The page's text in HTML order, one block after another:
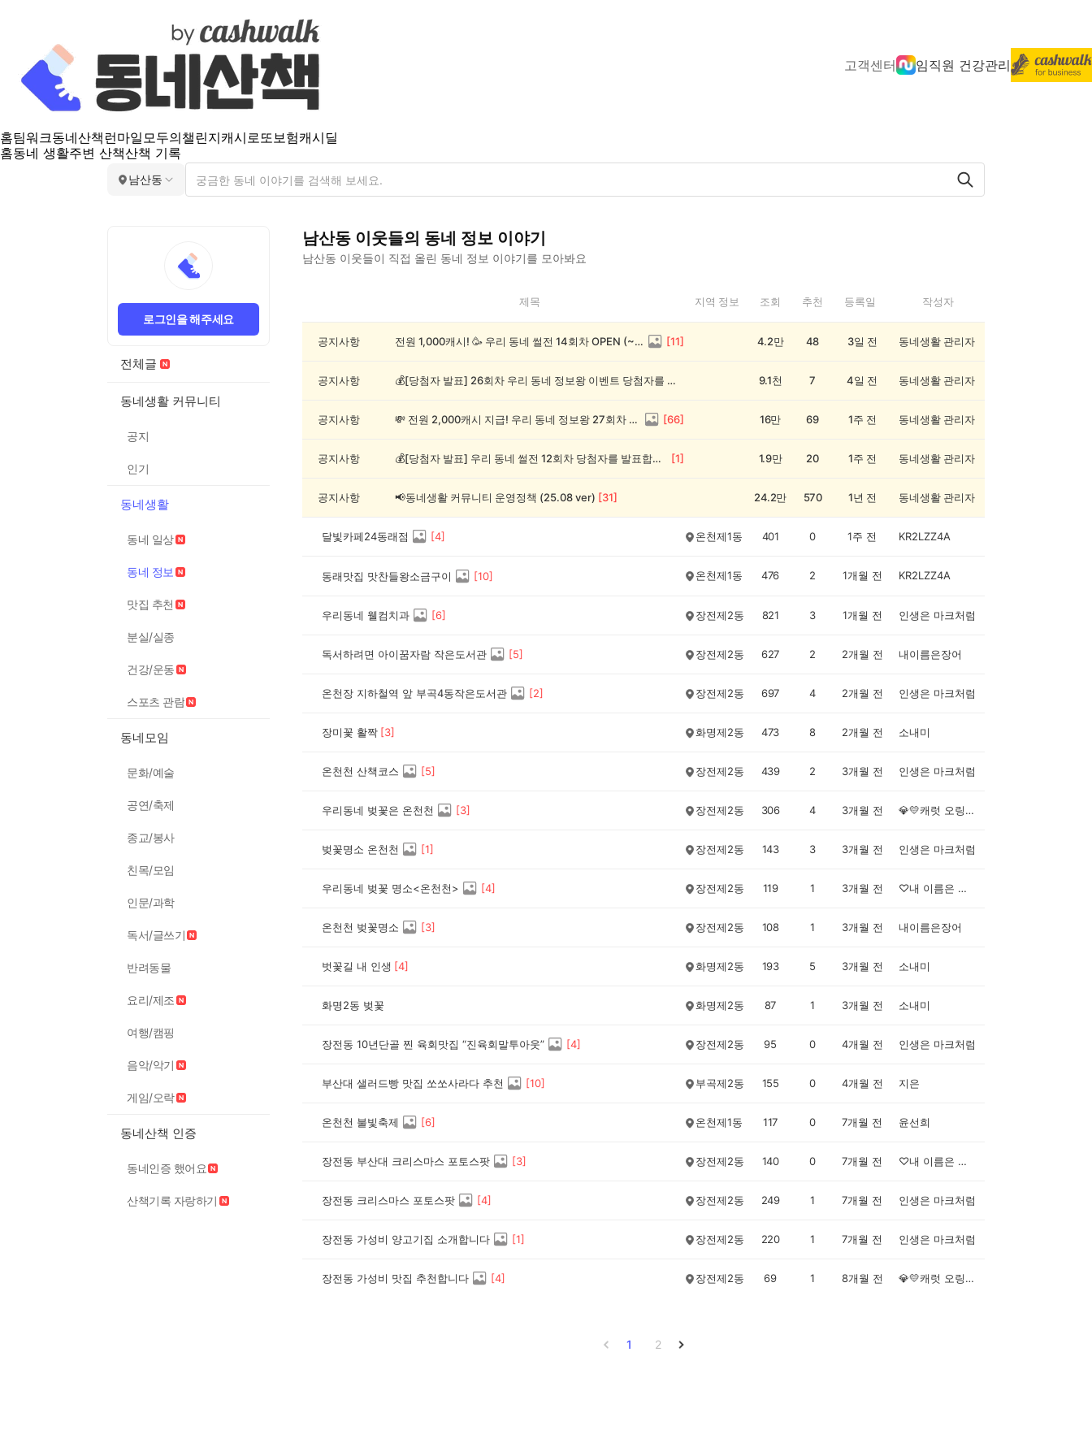
고객센터 임직원 건강관리
홈팀워크동네산책 런마일모두의챌린지캐시로또보험캐시딜
홈동네 생활주변 산책산책 기록
남산동
로그인을 해주세요
전체글
동네생활 커뮤니티
공지
인기
동네생활
동네 일상
동네 정보
맛집 추천
분실/실종
건강/운동
스포츠 관람
동네모임
문화/예술
공연/축제
종교/봉사
친목/모임
인문/과학
독서/글쓰기
반려동물
요리/제조
여행/캠핑
음악/악기
게임/오락
동네산책 인증
동네인증 했어요
산책기록 자랑하기
남산동 이웃들의 동네 정보 이야기
남산동 이웃들이 직접 올린 동네 정보 이야기를 모아봐요
동
제목 지역 정보 조회 추천 등록일 작성자
공지사항 전원 1,000캐시! 🥳 우리 동네 썰전 14회차 OPEN (~8/17) [11] 4.2만 48 3일 전 동네생활 관리자
공지사항 💰[당첨자 발표] 26회차 우리 동네 정보왕 이벤트 당첨자를 발표합니다! 9.1천 7 4일 전 동네생활 관리자
공지사항 💸 전원 2,000캐시 지급! 우리 동네 정보왕 27회차 (~8/10) [66] 16만 69 1주 전 동네생활 관리자
공지사항 💰[당첨자 발표] 우리 동네 썰전 12회차 당첨자를 발표합니다! [1] 1.9만 20 1주 전 동네생활 관리자
공지사항 📢동네생활 커뮤니티 운영정책 (25.08 ver) [31] 24.2만 570 1년 전 동네생활 관리자
달빛카페24동래점 [4] 온천제1동 401 0 1주 전 KR2LZZ4A
동래맛집 맛찬들왕소금구이 [10] 온천제1동 476 2 1개월 전 KR2LZZ4A
우리동네 웰컴치과 [6] 장전제2동 821 3 1개월 전 인생은 마크처럼
독서하려면 아이꿈자람 작은도서관 [5] 장전제2동 627 2 2개월 전 내이름은장어
온천장 지하철역 앞 부곡4동작은도서관 [2] 장전제2동 697 4 2개월 전 인생은 마크처럼
장미꽃 활짝 [3] 화명제2동 473 8 2개월 전 소내미
온천천 산책코스 [5] 장전제2동 439 2 3개월 전 인생은 마크처럼
우리동네 벚꽃은 온천천 [3] 장전제2동 306 4 3개월 전 💎💛캐럿 오링이💛💎
벚꽃명소 온천천 [1] 장전제2동 143 3 3개월 전 인생은 마크처럼
우리동네 벚꽃 명소<온천천> [4] 장전제2동 119 1 3개월 전 ♡내 이름은 꽁이♡
온천천 벚꽃명소 [3] 장전제2동 108 1 3개월 전 내이름은장어
벗꽃길 내 인생 [4] 화명제2동 193 5 3개월 전 소내미
화명2동 벚꽃 화명제2동 87 1 3개월 전 소내미
장전동 10년단골 찐 육회맛집 “진육회말투아웃” [4] 장전제2동 95 0 4개월 전 인생은 마크처럼
부산대 샐러드빵 맛집 쏘쏘사라다 추천 [10] 부곡제2동 155 0 4개월 전 지은
온천천 불빛축제 [6] 온천제1동 117 0 7개월 전 윤선희
장전동 부산대 크리스마스 포토스팟 [3] 장전제2동 140 0 7개월 전 ♡내 이름은 꽁이♡
장전동 크리스마스 포토스팟 [4] 장전제2동 249 1 7개월 전 인생은 마크처럼
장전동 가성비 양고기집 소개합니다 [1] 장전제2동 220 1 7개월 전 인생은 마크처럼
장전동 가성비 맛집 추천합니다 [4] 장전제2동 69 1 8개월 전 💎💛캐럿 오링이💛💎
1 2